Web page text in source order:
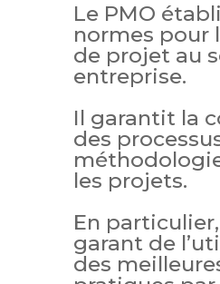
Le PMO
normes pour
de projet au
entreprise.
Il garantit la
des
les projets.
En
garant de
des